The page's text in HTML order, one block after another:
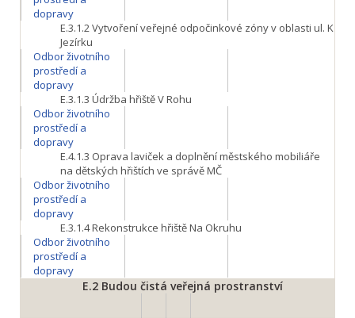
dopravy
E.3.1.2Vytvoření veřejné odpočinkové zóny v oblasti ul. K
Jezírku
Odbor životního
prostředí a
dopravy
E.3.1.3 Údržba hřiště V Rohu
Odbor životního
prostředí a
dopravy
E.4.1.3 Oprava laviček a doplnění městského mobiliáře
na dětských hřištích ve správě MČ
Odbor životního
prostředí a
dopravy
E.3.1.4Rekonstrukce hřiště Na Okruhu
Odbor životního
prostředí a
dopravy
E.2 Budou čistá veřejná prostranství